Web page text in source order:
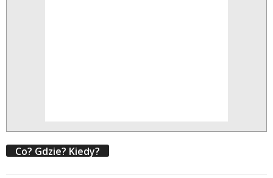
Co? Gdzie? Kiedy?